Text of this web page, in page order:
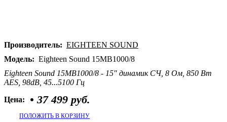
Производитель: EIGHTEEN SOUND
Модель: Eighteen Sound 15MB1000/8
Eighteen Sound 15MB1000/8 - 15" динамик СЧ, 8 Ом, 850 Вт
AES, 98dB, 45...5100 Гц
Цена:
• 37 499 руб.
ПОЛОЖИТЬ В КОРЗИНУ